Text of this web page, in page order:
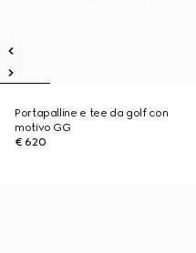
Portapalline e tee da golf con
motivo GG
€ 620